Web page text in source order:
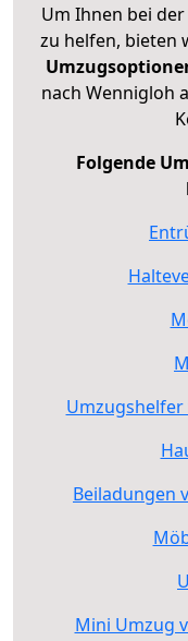
Um Ihnen bei
zu helfen, bieten
nach Wennigloh
Folgende
Umzugshelfer
Beiladungen
Mini Umzug